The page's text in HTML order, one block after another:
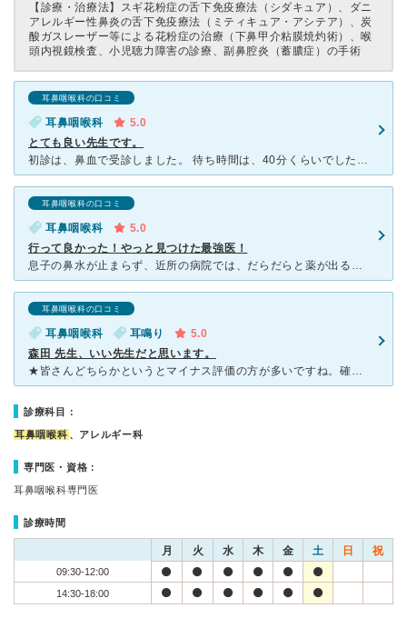
【診療・治療法】 スギ花粉症の舌下免疫療法（シダキュア）、ダニ
アレルギー性鼻炎の舌下免疫療法（ミティキュア・アシテア）、炭
酸ガスレーザー等による花粉症の治療（下鼻甲介粘膜焼灼術）、喉
頭内視鏡検査、小児聴力障害の診療、副鼻腔炎（蓄膿症）の手術
耳鼻咽喉科の口コミ
耳鼻咽喉科
5.0
とても良い先生です。
初診は、鼻血で受診しました。 待ち時間は、40分くらいでした。 治療はまったく痛みはなく、念のためと血圧も測ってくれました。 鼻血で行ったのですが、他の不安だった症状を話すと、 優しい感じで丁
耳鼻咽喉科の口コミ
耳鼻咽喉科
5.0
行って良かった！やっと見つけた最強医！
息子の鼻水が止まらず、近所の病院では、だらだらと薬が出るだけで良くならず‥先日急に泣き続けるので、慌てて土曜日も診察している森田耳鼻科に行ってみました。 土曜日の午前で、待合室は座る席もない位混んで
耳鼻咽喉科の口コミ
耳鼻咽喉科 耳鳴り
5.0
森田 先生、いい先生だと思います。
★皆さんどちらかというとマイナス評価の方が多いですね。確かに分かるような気もします。 でも私はそうは思いません。６回位、お世話になっているのですが捉え方の違いですかね、、 ★診察・診療は
診療科目：
耳鼻咽喉科 、アレルギー科
専門医・資格：
耳鼻咽喉科専門医
診療時間
月 火 水 木 金 土 日 祝
09:30-12:00
14:30-18:00